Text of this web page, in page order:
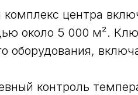
центра
около 5 000 м².
оборудования,
контроль